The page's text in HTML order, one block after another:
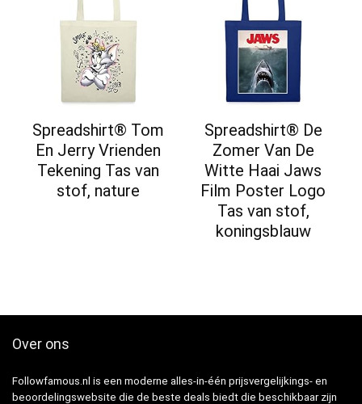
Spreadshirt® Tom
En Jerry Vrienden
Tekening Tas van
stof, nature
Spreadshirt® De
Zomer Van De
Witte Haai Jaws
Film Poster Logo
Tas van stof,
koningsblauw
Over ons
Followfamous.nl is een moderne alles-in-één prijsvergelijkings- en
beoordelingswebsite die de beste deals biedt die beschikbaar zijn